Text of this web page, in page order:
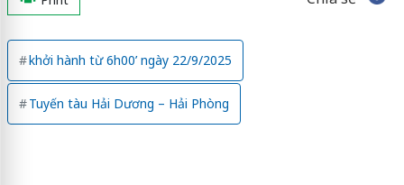
khởi hành từ 6h00’ ngày 22/9/2025
Tuyến tàu Hải Dương – Hải Phòng